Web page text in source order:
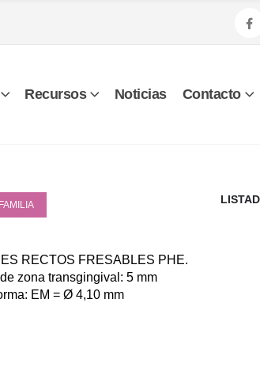
Recursos Noticias Contacto
RECTOS FRESABLES PHE.
zona transgingival: 5 mm
EM = Ø 4,10 mm